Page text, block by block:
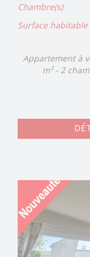
Chambre(s)
Surface habitable
Appartement à
m² - 2